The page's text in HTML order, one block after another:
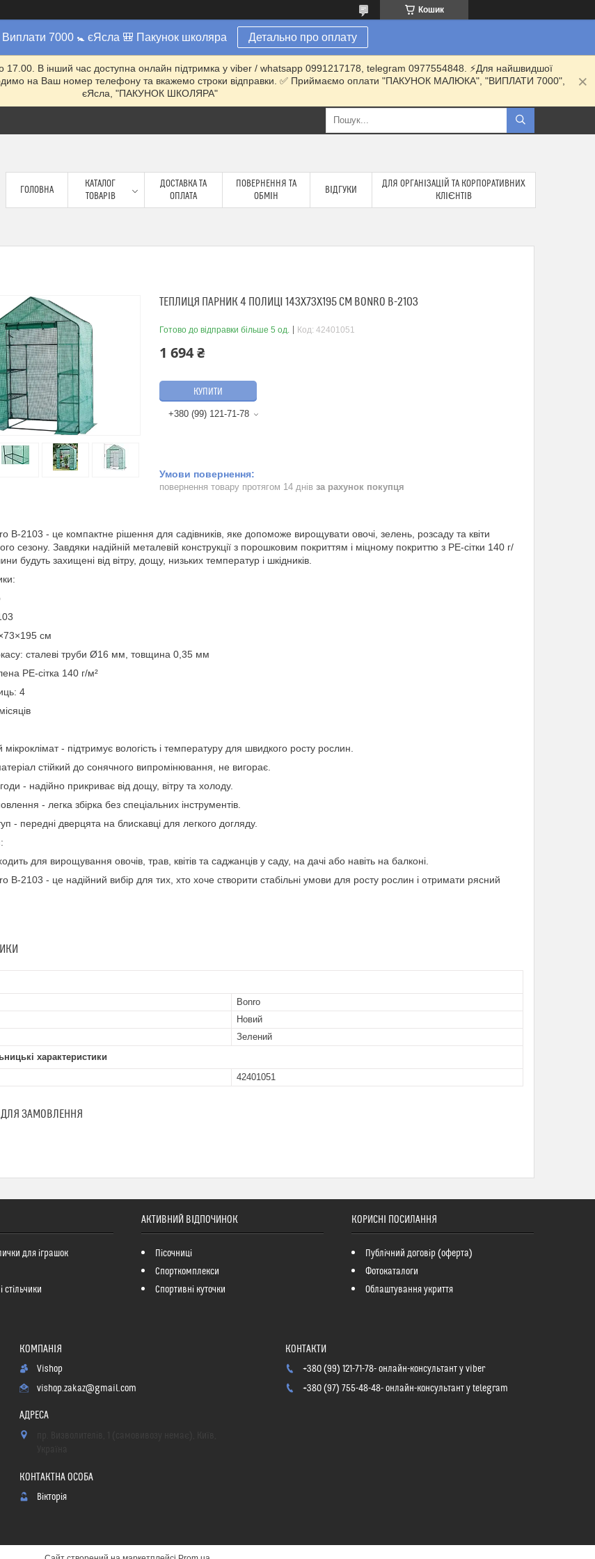
Кошик
7000 🚼 єЯсла 🎒 Пакунок школяра Детально про оплату
17.00. В інший час доступна онлайн підтримка у viber / whatsapp 0991217178, telegram 0977554848. ⚡️Для найшвидшої
на Ваш номер телефону та вкажемо строки відправки. ✅ Приймаємо оплати "ПАКУНОК МАЛЮКА", "ВИПЛАТИ 7000",
єЯсла, "ПАКУНОК ШКОЛЯРА"
ГОЛОВНА
КАТАЛОГ
ТОВАРІВ
ДОСТАВКА ТА
ОПЛАТА
ПОВЕРНЕННЯ ТА
ОБМІН
ВІДГУКИ
ДЛЯ ОРГАНІЗАЦІЙ ТА КОРПОРАТИВНИХ
КЛІЄНТІВ
ТЕПЛИЦЯ ПАРНИК 4 ПОЛИЦІ 143Х73Х195 СМ BONRO B-2103
Готово до відправки більше 5 од. Код: 42401051
1 694 ₴
КУПИТИ
+380 (99) 121-71-78
повернення товару протягом 14 днів за рахунок покупця
B-2103 - це компактне рішення для садівників, яке допоможе вирощувати овочі, зелень, розсаду та квіти
сезону. Завдяки надійній металевій конструкції з порошковим покриттям і міцному покриттю з PE-сітки 140 г/
будуть захищені від вітру, дощу, низьких температур і шкідників.
см
сталеві труби Ø16 мм, товщина 0,35 мм
PE-сітка 140 г/м²
4
- підтримує вологість і температуру для швидкого росту рослин.
стійкий до сонячного випромінювання, не вигорає.
- надійно прикриває від дощу, вітру та холоду.
- легка збірка без спеціальних інструментів.
- передні дверцята на блискавці для легкого догляду.
для вирощування овочів, трав, квітів та саджанців у саду, на дачі або навіть на балконі.
B-2103 - це надійний вибір для тих, хто хоче створити стабільні умови для росту рослин і отримати рясний
Bonro
Новий
Зелений
характеристики
42401051
ЗАМОВЛЕННЯ
для іграшок
стільчики
АКТИВНИЙ ВІДПОЧИНОК
Пісочниці
Спорткомплекси
Спортивні куточки
КОРИСНІ ПОСИЛАННЯ
Публічний договір (оферта)
Фотокаталоги
Облаштування укриття
Vishop
vishop.zakaz@gmail.com
Вікторія
+380 (99) 121-71-78 онлайн-консультант у viber
+380 (97) 755-48-48 онлайн-консультант у telegram